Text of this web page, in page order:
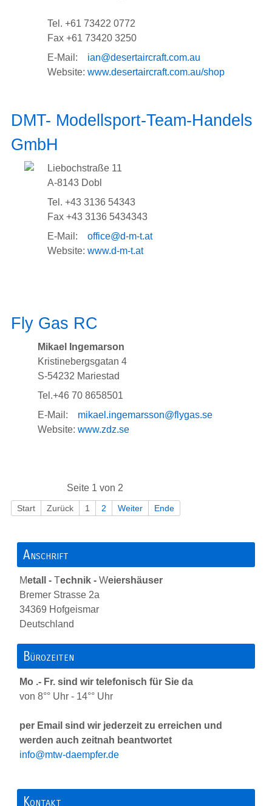
Tel. +61 73422 0772
Fax +61 73420 3250
E-Mail: ian@desertaircraft.com.au
Website: www.desertaircraft.com.au/shop
DMT- Modellsport-Team-Handels
GmbH
Liebochstraße 11
A-8143 Dobl
Tel. +43 3136 54343
Fax +43 3136 5434343
E-Mail: office@d-m-t.at
Website: www.d-m-t.at
Fly Gas RC
Mikael Ingemarson
Kristinebergsgatan 4
S-54232 Mariestad
Tel.+46 70 8658501
E-Mail: mikael.ingemarsson@flygas.se
Website: www.zdz.se
Seite 1 von 2
Start Zurück 1 2 Weiter Ende
Anschrift
Metall - Technik - Weiershäuser
Bremer Strasse 2a
34369 Hofgeismar
Deutschland
Bürozeiten
Mo .- Fr. sind wir telefonisch für Sie da
von 8°° Uhr - 14°° Uhr
per Email sind wir jederzeit zu erreichen und
werden auch zeitnah beantwortet
info@mtw-daempfer.de
Kontakt